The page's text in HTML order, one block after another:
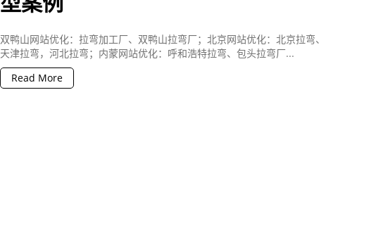
双鸭山网站优化：拉弯加工厂、双鸭山拉弯厂；北京网站优化：北京拉弯、
天津拉弯，河北拉弯；内蒙网站优化：呼和浩特拉弯、包头拉弯厂...
Read More